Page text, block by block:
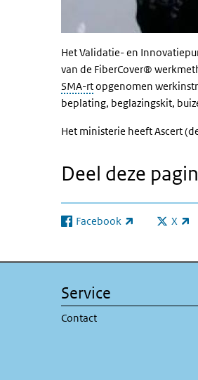
Het Validatie- en
van de FiberCover®
SMA-rtopgenomen
beplating, beglazingskit,
Het ministerie heeft Ascert
Deel deze
Facebook
(externe link) X
Service
Contact